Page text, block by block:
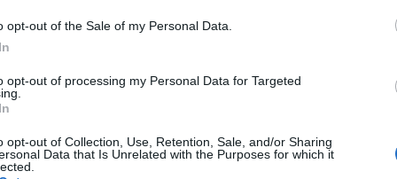
opt-out of the Sale of my Personal Data.
opt-out of processing my Personal Data for Targeted
opt-out of Collection, Use, Retention, Sale, and/or Sharing
Data that Is Unrelated with the Purposes for which it
feltételezhető, hogy a
60-80 euró lesz "az új
a földgáz nemzetközi piacán.
elmarad a tavaly nyári